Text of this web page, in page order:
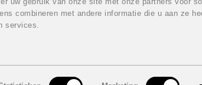
combineren met andere informatie die u aan ze
services.
Costa Tropical
Costa Brava